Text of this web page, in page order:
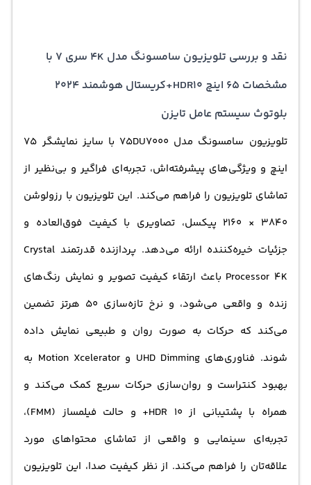
نقد و بررسی تلویزیون سامسونگ مدل 4K سری 7 با
مشخصات 65 اینچ HDR10+کریستال هوشمند 2024
بلوتوث سیستم عامل تایزن
تلویزیون سامسونگ مدل 75DU7000 با سایز نمایشگر 75
اینچ و ویژگی‌های پیشرفته‌اش، تجربه‌ای فراگیر و بی‌نظیر از
تماشای تلویزیون را فراهم می‌کند. این تلویزیون با رزولوشن
3840 × 2160 پیکسل، تصاویری با کیفیت فوق‌العاده و
جزئیات خیره‌کننده ارائه می‌دهد. پردازنده قدرتمند Crystal
Processor 4K باعث ارتقاء کیفیت تصویر و نمایش رنگ‌های
زنده و واقعی می‌شود، و نرخ تازه‌سازی 50 هرتز تضمین
می‌کند که حرکات به صورت روان و طبیعی نمایش داده
شوند. فناوری‌های UHD Dimming و Motion Xcelerator به
بهبود کنتراست و روان‌سازی حرکات سریع کمک می‌کند و
همراه با پشتیبانی از HDR 10+ و حالت فیلمساز (FMM)،
تجربه‌ای سینمایی و واقعی از تماشای محتواهای مورد
علاقه‌تان را فراهم می‌کند. از نظر کیفیت صدا، این تلویزیون